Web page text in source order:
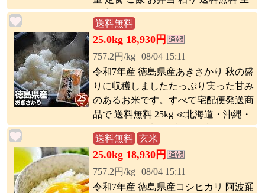
活応援
送料無料
25.0kg 18,930円
757.2円/kg 08/04 15:11
令和7年産 徳島県産あきさかり 秋の盛
りに収穫しましたたっぷり実った甘み
のあるお米です。すべて宅配便発送商
品で 送料無料 25kg ≪北海道・沖縄・
離島は別途送料(税込)が発生します。
≫
送料無料 玄米
25.0kg 18,930円
757.2円/kg 08/04 15:11
令和7年産 徳島県産コシヒカリ 阿波踊